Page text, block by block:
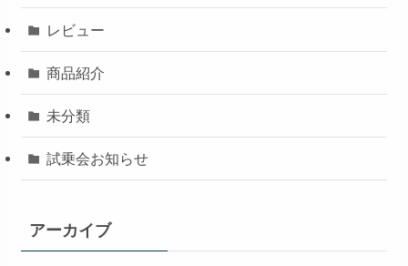
レビュー
商品紹介
未分類
試乗会お知らせ
アーカイブ